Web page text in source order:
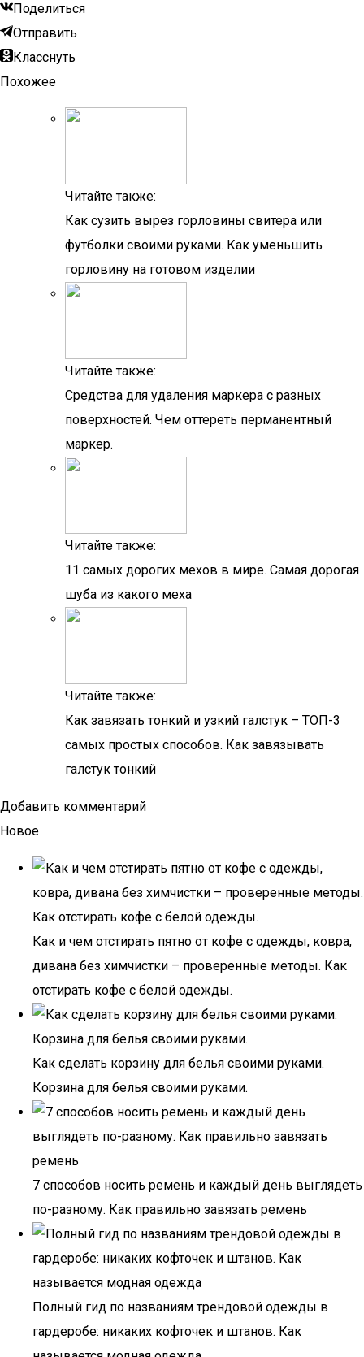
Поделиться
Отправить
Класснуть
Похожее
Читайте также:
Как сузить вырез горловины свитера или
футболки своими руками. Как уменьшить
горловину на готовом изделии
Читайте также:
Средства для удаления маркера с разных
поверхностей. Чем оттереть перманентный
маркер.
Читайте также:
11 самых дорогих мехов в мире. Самая дорогая
шуба из какого меха
Читайте также:
Как завязать тонкий и узкий галстук – ТОП-3
самых простых способов. Как завязывать
галстук тонкий
Добавить комментарий
Новое
Как и чем отстирать пятно от кофе с одежды, ковра,
дивана без химчистки – проверенные методы. Как
отстирать кофе с белой одежды.
Как сделать корзину для белья своими руками.
Корзина для белья своими руками.
7 способов носить ремень и каждый день выглядеть
по-разному. Как правильно завязать ремень
Полный гид по названиям трендовой одежды в
гардеробе: никаких кофточек и штанов. Как